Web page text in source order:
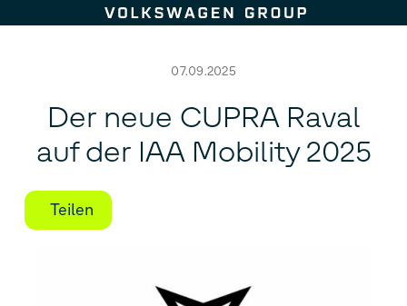
Zum Seiteninhalt springen
07.09.2025
Der neue CUPRA Raval
auf der IAA Mobility 2025
Teilen